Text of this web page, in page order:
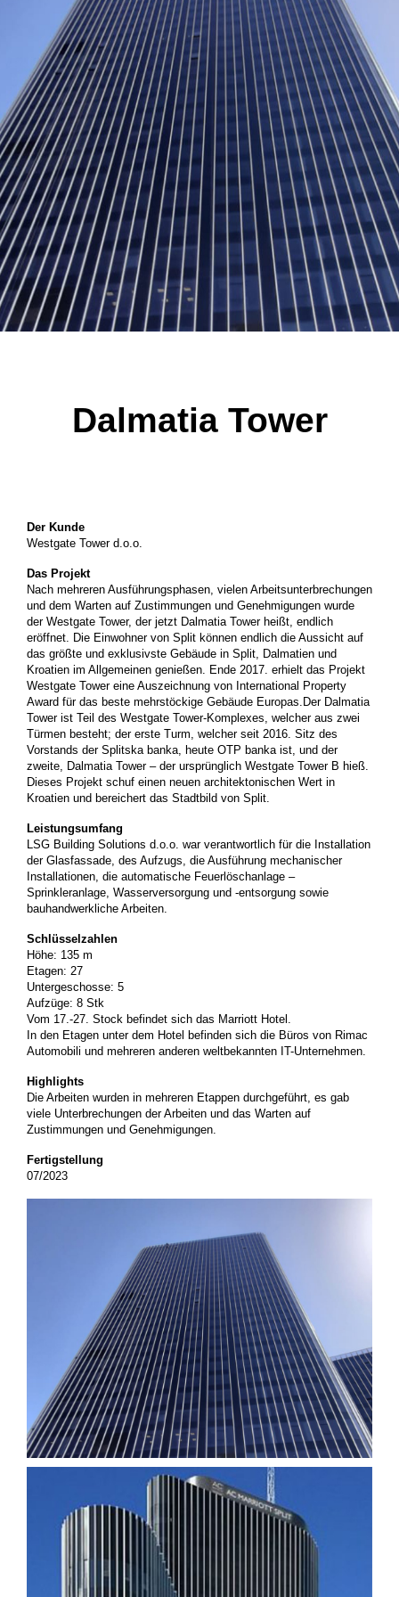
Karriere
Kontakt
Investoren
Dalmatia Tower
Der Kunde
Westgate Tower d.o.o.
Das Projekt
Nach mehreren Ausführungsphasen, vielen Arbeitsunterbrechungen
und dem Warten auf Zustimmungen und Genehmigungen wurde
der Westgate Tower, der jetzt Dalmatia Tower heißt, endlich
eröffnet. Die Einwohner von Split können endlich die Aussicht auf
das größte und exklusivste Gebäude in Split, Dalmatien und
Kroatien im Allgemeinen genießen. Ende 2017. erhielt das Projekt
Westgate Tower eine Auszeichnung von International Property
Award für das beste mehrstöckige Gebäude Europas.Der Dalmatia
Tower ist Teil des Westgate Tower-Komplexes, welcher aus zwei
Türmen besteht; der erste Turm, welcher seit 2016. Sitz des
Vorstands der Splitska banka, heute OTP banka ist, und der
zweite, Dalmatia Tower – der ursprünglich Westgate Tower B hieß.
Dieses Projekt schuf einen neuen architektonischen Wert in
Kroatien und bereichert das Stadtbild von Split.
Leistungsumfang
LSG Building Solutions d.o.o. war verantwortlich für die Installation
der Glasfassade, des Aufzugs, die Ausführung mechanischer
Installationen, die automatische Feuerlöschanlage –
Sprinkleranlage, Wasserversorgung und -entsorgung sowie
bauhandwerkliche Arbeiten.
Schlüsselzahlen
Höhe: 135 m
Etagen: 27
Untergeschosse: 5
Aufzüge: 8 Stk
Vom 17.-27. Stock befindet sich das Marriott Hotel.
In den Etagen unter dem Hotel befinden sich die Büros von Rimac
Automobili und mehreren anderen weltbekannten IT-Unternehmen.
Highlights
Die Arbeiten wurden in mehreren Etappen durchgeführt, es gab
viele Unterbrechungen der Arbeiten und das Warten auf
Zustimmungen und Genehmigungen.
Fertigstellung
07/2023